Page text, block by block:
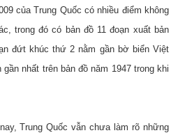
của Trung Quốc có nhiều điểm không
trong đó có bản đồ 11 đoạn xuất bản
đứt khúc thứ 2 nằm gần bờ biển Việt
nhất trên bản đồ năm 1947 trong khi
Trung Quốc vẫn chưa làm rõ những